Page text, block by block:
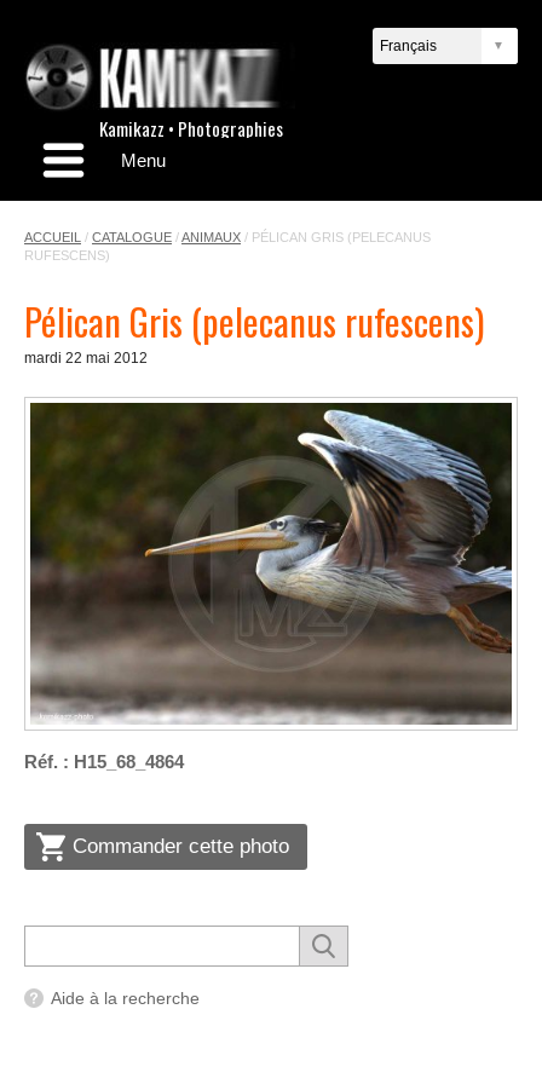
Kamikazz • Photographies
Menu
ACCUEIL / CATALOGUE /ANIMAUX / PÉLICAN GRIS (PELECANUS
RUFESCENS)
Pélican Gris (pelecanus rufescens)
mardi 22 mai 2012
Réf. : H15_68_4864
Commander cette photo
Aide à la recherche